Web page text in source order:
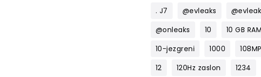
. J7 @evleaks
@onleaks
10 10 GB RAM
10-jezgreni
1000
12
120Hz zaslon 1234